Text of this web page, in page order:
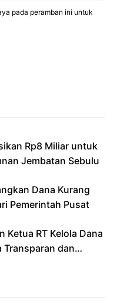
pada peramban ini untuk
Rp8 Miliar untuk
Jembatan Sebulu
Dana Kurang
Pemerintah Pusat
Ketua RT Kelola Dana
Transparan dan